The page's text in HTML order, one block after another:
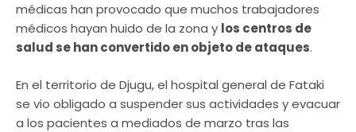
médicas han provocado que muchos trabajadores
médicos hayan huido de la zona y los centros de
salud se han convertido en objeto de ataques.
En el territorio de Djugu, el hospital general de Fataki
se vio obligado a suspender sus actividades y evacuar
a los pacientes a mediados de marzo tras las